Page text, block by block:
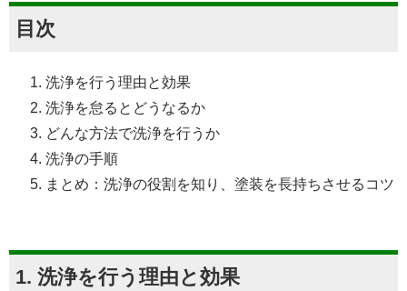
目次
洗浄を行う 理由と効果
洗浄を怠る と どう なるか
どんな方法で洗浄を行う か
洗浄の手順
まとめ ：洗浄の役割 を知 り 、塗装を長持ち させる コツ
1. 洗浄を行う理由と効果